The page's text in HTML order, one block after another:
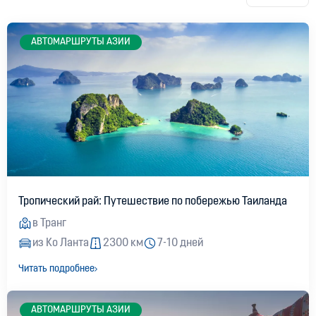
AВТОМАРШРУТЫ АЗИИ
Тропический рай: Путешествие по побережью Таиланда
в Транг
из Ко Ланта
2300 км 7-10 дней
Читать подробнее
AВТОМАРШРУТЫ АЗИИ